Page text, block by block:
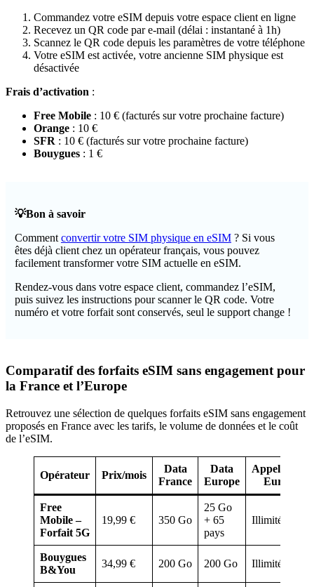
Commandez votre eSIM depuis votre espace client en ligne
Recevez un QR code par e-mail (délai : instantané à 1h)
Scannez le QR code depuis les paramètres de votre téléphone
Votre eSIM est activée, votre ancienne SIM physique est
désactivée
Frais d’activation :
Free Mobile : 10 € (facturés sur votre prochaine facture)
Orange : 10 €
SFR : 10 € (facturés sur votre prochaine facture)
Bouygues : 1 €
💡Bon à savoir
Comment convertir votre SIM physique en eSIM? Si vous
êtes déjà client chez un opérateur français, vous pouvez
facilement transformer votre SIM actuelle en eSIM.
Rendez-vous dans votre espace client, commandez l’eSIM,
puis suivez les instructions pour scanner le QR code. Votre
numéro et votre forfait sont conservés, seul le support change !
Comparatif des forfaits eSIM sans engagement pour
la France et l’Europe
Retrouvez une sélection de quelques forfaits eSIM sans engagement
proposés en France avec les tarifs, le volume de données et le coût
de l’eSIM.
Opérateur Prix/mois
Data
France
Data
Europe
Appels/SMS
Europe
Free
Mobile –
Forfait 5G
19,99 € 350 Go
25 Go
+ 65
pays
Illimités
Bouygues
B&You
34,99 € 200 Go 200 Go Illimités